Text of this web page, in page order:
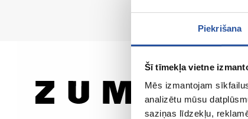
Piekrišana
Šī tīmekļa vietne
Mēs izmantojam
analizētu mūsu
saziņas līdzekļu,